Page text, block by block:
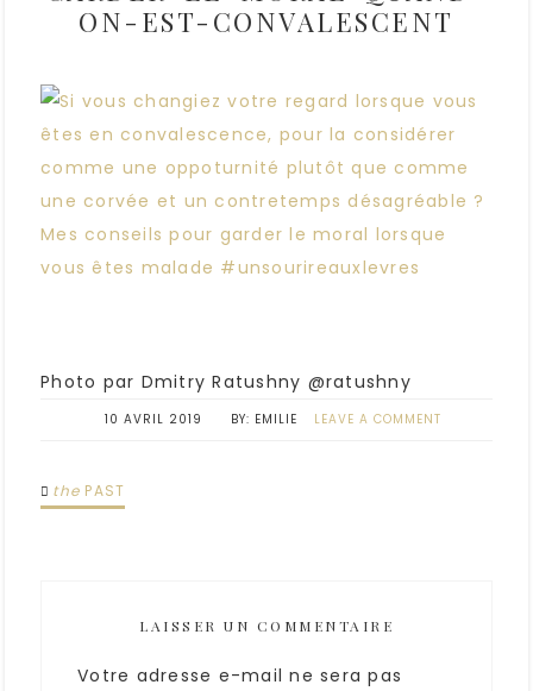
ON-EST-CONVALESCENT
Photo par Dmitry Ratushny @ratushny
10 AVRIL 2019 EMILIE LEAVE A COMMENT
the PAST
LAISSER UN COMMENTAIRE
Votre adresse e-mail ne sera pas